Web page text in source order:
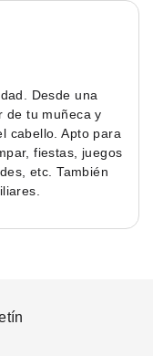
Desde una
de tu muñeca y
cabello. Apto para
fiestas, juegos
etc. También